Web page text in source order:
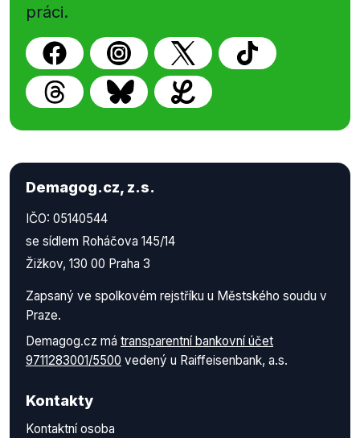
práci.
Demagog.cz, z.s.
IČO: 05140544
se sídlem Roháčova 145/14
Žižkov, 130 00 Praha 3
Zapsaný ve spolkovém rejstříku u Městského soudu v
Praze.
Demagog.cz má transparentní bankovní účet
9711283001/5500 vedený u Raiffeisenbank, a.s.
Kontakty
Kontaktní osoba